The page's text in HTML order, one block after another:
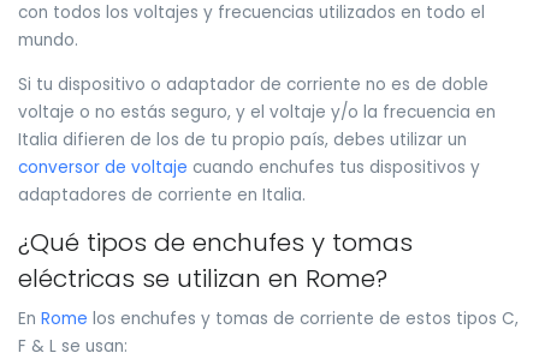
con todos los voltajes y frecuencias utilizados en todo el
mundo.
Si tu dispositivo o adaptador de corriente no es de doble
voltaje o no estás seguro, y el voltaje y/o la frecuencia en
Italia difieren de los de tu propio país, debes utilizar un
conversor de voltaje cuando enchufes tus dispositivos y
adaptadores de corriente en Italia.
¿Qué tipos de enchufes y tomas
eléctricas se utilizan en Rome?
En Rome los enchufes y tomas de corriente de estos tipos C,
F & L se usan: